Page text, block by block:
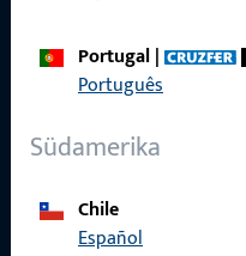
Portugal|
Português
Südamerika
Chile
Español